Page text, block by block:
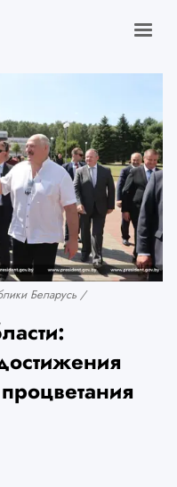
Беларусь /